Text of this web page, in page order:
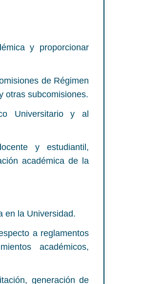
y proporcionar
de Régimen
otras subcomisiones.
Universitario y al
y estudiantil,
académica de la
en la Universidad.
a reglamentos
académicos,
generación de